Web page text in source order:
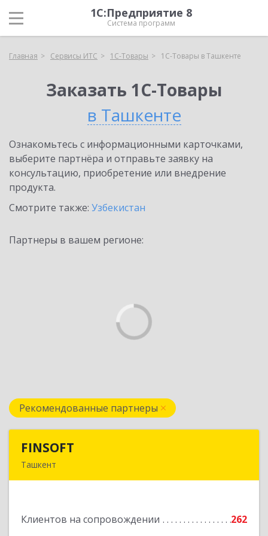
1С:Предприятие 8
Система программ
Главная Сервисы ИТС 1С-Товары 1С-Товары в Ташкенте
Заказать 1С-Товары
в Ташкенте
Ознакомьтесь с информационными карточками,
выберите партнёра и отправьте заявку на
консультацию, приобретение или внедрение
продукта.
Смотрите также: Узбекистан
Партнеры в вашем регионе:
Рекомендованные партнеры
FINSOFT
Ташкент
Клиентов на сопровождении 262